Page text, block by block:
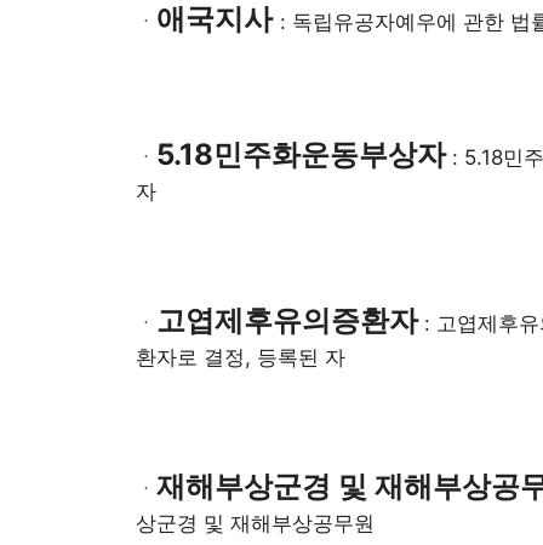
ㆍ 애국지사 : 독립유공자예우에 관한 법
ㆍ 5.18민주화운동부상자: 5.18민
자
ㆍ 고엽제후유의증환자: 고엽제후유
환자로 결정, 등록된 자
ㆍ 재해부상군경 및 재해부상공
상군경 및 재해부상공무원